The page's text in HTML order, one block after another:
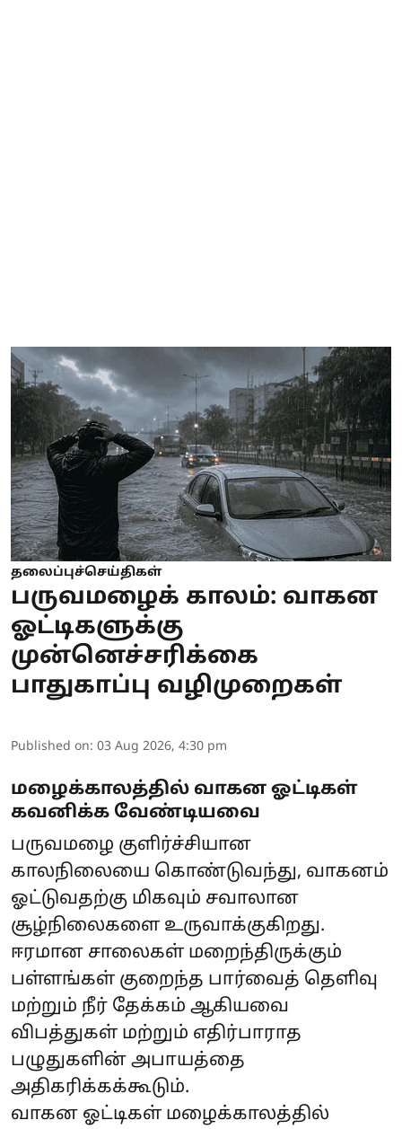
தலைப்புச்செய்திகள்
பருவமழைக் காலம்: வாகன
ஓட்டிகளுக்கு
முன்னெச்சரிக்கை
பாதுகாப்பு வழிமுறைகள்
Published on: 03 Aug 2026, 4:30 pm
மழைக்காலத்தில் வாகன ஓட்டிகள்
கவனிக்க வேண்டியவை
பருவமழை குளிர்ச்சியான
காலநிலையை கொண்டுவந்து, வாகனம்
ஓட்டுவதற்கு மிகவும் சவாலான
சூழ்நிலைகளை உருவாக்குகிறது.
ஈரமான சாலைகள் மறைந்திருக்கும்
பள்ளங்கள் குறைந்த பார்வைத் தெளிவு
மற்றும் நீர் தேக்கம் ஆகியவை
விபத்துகள் மற்றும் எதிர்பாராத
பழுதுகளின் அபாயத்தை
அதிகரிக்கக்கூடும்.
வாகன ஓட்டிகள் மழைக்காலத்தில்